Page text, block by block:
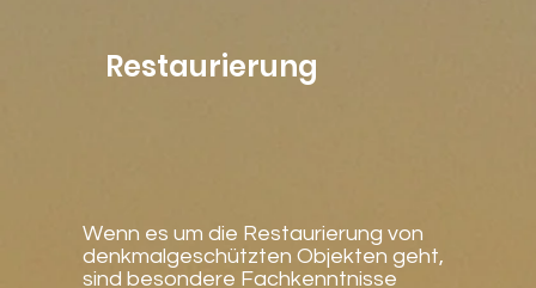
Restaurierung
Wenn es um die Restaurierung von
denkmalgeschützten Objekten geht,
sind besondere Fachkenntnisse